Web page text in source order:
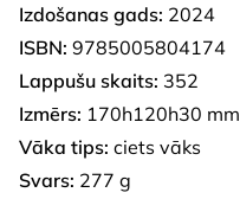
Izdošanas gads: 2024
ISBN: 9785005804174
Lappušu skaits: 352
Izmērs: 170h120h30 mm
Vāka tips: ciets vāks
Svars: 277 g